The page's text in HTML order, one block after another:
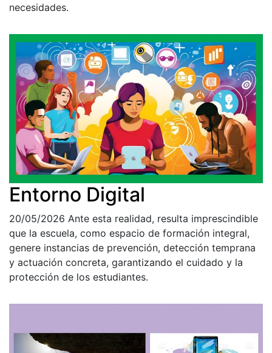
necesidades.
Entorno Digital
20/05/2026 Ante esta realidad, resulta imprescindible
que la escuela, como espacio de formación integral,
genere instancias de prevención, detección temprana
y actuación concreta, garantizando el cuidado y la
protección de los estudiantes.